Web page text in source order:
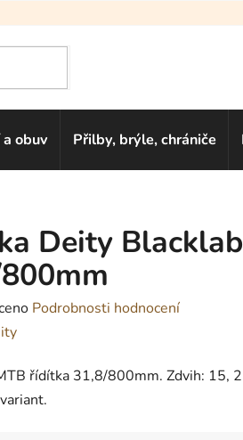
obuv Přilby, brýle, chrániče
Deity
Podrobnosti hodnocení
řídítka 31,8/800mm. Zdvih: 15,